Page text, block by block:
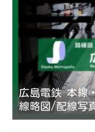
広島電鉄 本線
線略図/配線写